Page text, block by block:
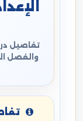
تفاصيل
والفصل